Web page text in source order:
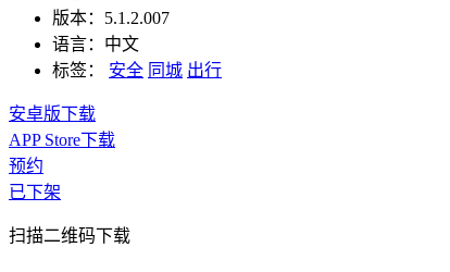
版本： 5.1.2.007
语言： 中文
标签：
安全 同城 出行
安卓版下载
APP Store下载
预约
已下架
扫描二维码下载